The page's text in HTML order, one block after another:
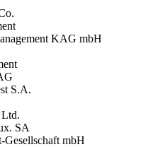
KAG mbH
S.A.
SA
Gesellschaft mbH